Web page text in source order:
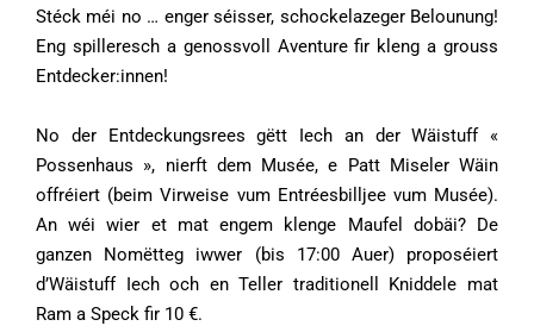
Stéck méi no … enger séisser, schockelazeger Belounung!
Eng spilleresch a genossvoll Aventure fir kleng a grouss
Entdecker:innen!
No der Entdeckungsrees gëtt Iech an der Wäistuff «
Possenhaus », nierft dem Musée, e Patt Miseler Wäin
offréiert (beim Virweise vum Entréesbilljee vum Musée).
An wéi wier et mat engem klenge Maufel dobäi? De
ganzen Nomëtteg iwwer (bis 17:00 Auer) proposéiert
d’Wäistuff Iech och en Teller traditionell Kniddele mat
Ram a Speck fir 10 €.